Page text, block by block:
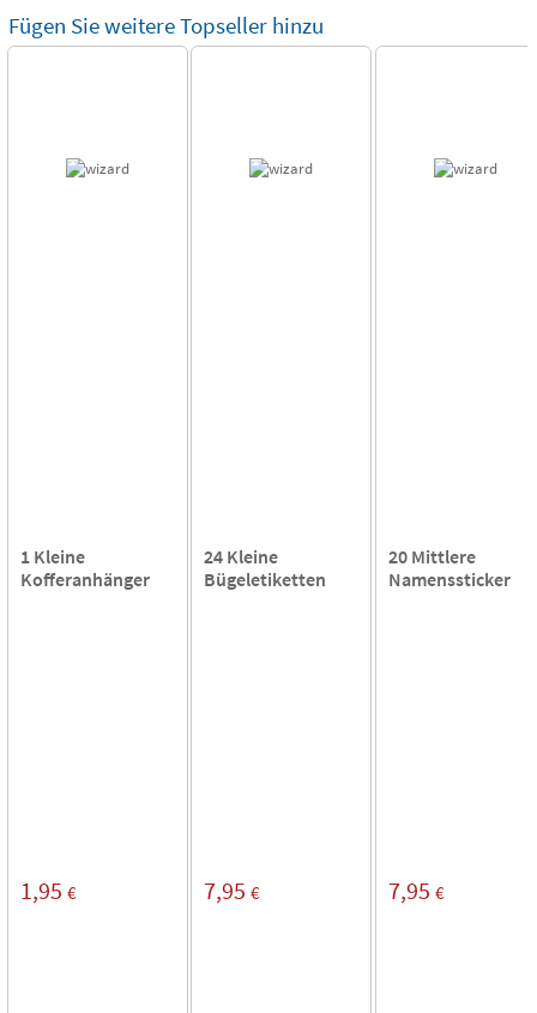
Fügen Sie weitere Topseller hinzu
1 Kleine
Kofferanhänger
1,95 €
24 Kleine
Bügeletiketten
7,95 €
20 Mittlere
Namenssticker
7,95 €